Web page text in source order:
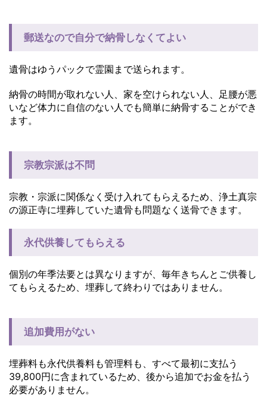
郵送なので自分で納骨しなくてよい
遺骨はゆうパックで霊園まで送られます。
納骨の時間が取れない人、家を空けられない人、足腰が悪
いなど体力に自信のない人でも簡単に納骨することができ
ます。
宗教宗派は不問
宗教・宗派に関係なく受け入れてもらえるため、浄土真宗
の源正寺に埋葬していた遺骨も問題なく送骨できます。
永代供養してもらえる
個別の年季法要とは異なりますが、毎年きちんとご供養し
てもらえるため、埋葬して終わりではありません。
追加費用がない
埋葬料も永代供養料も管理料も、すべて最初に支払う
39,800円に含まれているため、後から追加でお金を払う
必要がありません。